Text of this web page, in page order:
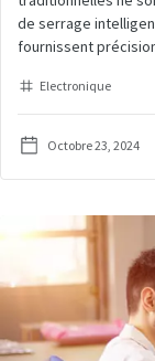
de serrage
fournissent
Electronique
Octobre 23, 2024